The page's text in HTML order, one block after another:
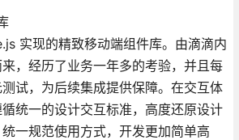
实现的精致移动端组件库。由滴滴内
，经历了业务一年多的考验，并且每
试，为后续集成提供保障。在交互体
统一的设计交互标准，高度还原设计
一规范使用方式，开发更加简单高